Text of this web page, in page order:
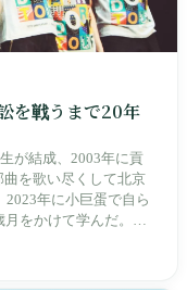
を戦うまで20年
が結成、2003年に貢
を歌い尽くして北京
年に小巨蛋で自ら
をかけて学んだ。台
ず団名を登録するこ